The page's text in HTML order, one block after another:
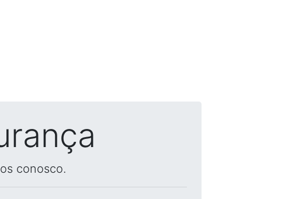
conosco.